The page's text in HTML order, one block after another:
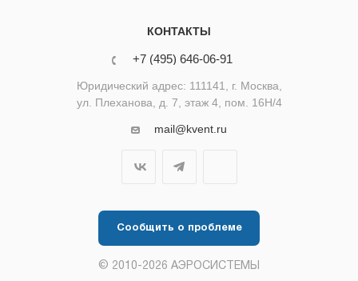
КОНТАКТЫ
+7 (495) 646-06-91
Юридический адрес: 111141, г. Москва,
ул. Плеханова, д. 7, этаж 4, пом. 16Н/4
mail@kvent.ru
Сообщить о проблеме
© 2010-2026 АЭРОСИСТЕМЫ